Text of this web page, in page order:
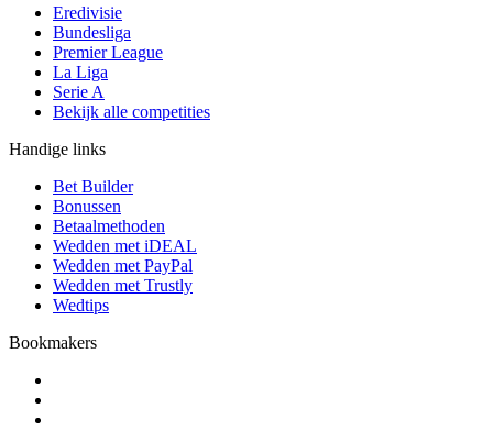
Eredivisie
Bundesliga
Premier League
La Liga
Serie A
Bekijk alle competities
Handige links
Bet Builder
Bonussen
Betaalmethoden
Wedden met iDEAL
Wedden met PayPal
Wedden met Trustly
Wedtips
Bookmakers